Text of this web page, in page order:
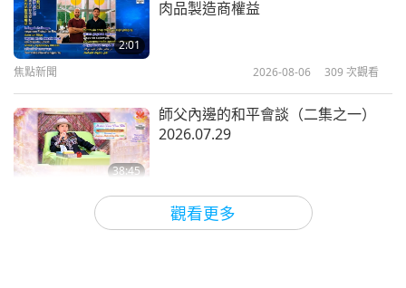
可能多做觀音修行，特別是共修，幫助在這個危險時
期保護我們的世界。願你們和光輝的悠樂（越南）土
地在聖光中得到庇護。愛你們，直到永遠。給你及你
寶貴的團隊一個大大的集體擁抱。」
分享極富洞察力的內在體驗，描述無
3:59
無上師電視台Ｍａｘ是一個極為有效
2025-02-05
觀看更多
2:01
肉品製造商權益
焦點新聞 2026-08-06 309 次觀看
38:45
師父內邊的和平會談（二集之一）
2026.07.29
2026-08-06